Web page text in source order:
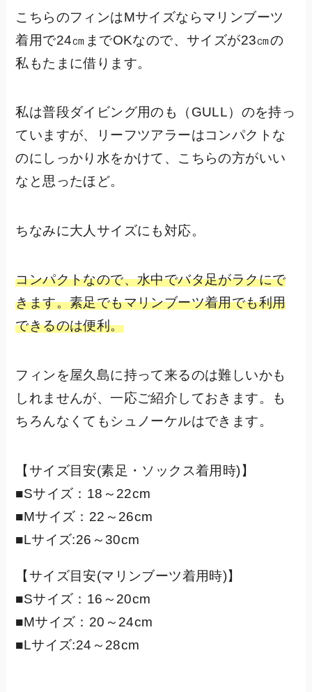
こちらのフィンはMサイズならマリンブーツ
着用で24㎝までOKなので、サイズが23㎝の
私もたまに借ります。
私は普段ダイビング用のも（GULL）のを持っ
ていますが、リーフツアラーはコンパクトな
のにしっかり水をかけて、こちらの方がいい
なと思ったほど。
ちなみに大人サイズにも対応。
コンパクトなので、水中でバタ足がラクにで
きます。素足でもマリンブーツ着用でも利用
できるのは便利。
フィンを屋久島に持って来るのは難しいかも
しれませんが、一応ご紹介しておきます。も
ちろんなくてもシュノーケルはできます。
【サイズ目安(素足・ソックス着用時)】
■Sサイズ：18～22cm
■Mサイズ：22～26cm
■Lサイズ:26～30cm
【サイズ目安(マリンブーツ着用時)】
■Sサイズ：16～20cm
■Mサイズ：20～24cm
■Lサイズ:24～28cm